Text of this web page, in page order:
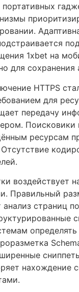
1xbet на
для сохранения
HTTPS
для
передачу
Поисковики
ресурсам
воздействует
Правильный
страниц
нахождение